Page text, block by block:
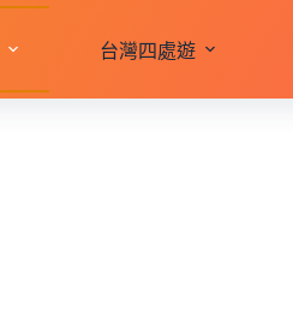
台灣四處遊